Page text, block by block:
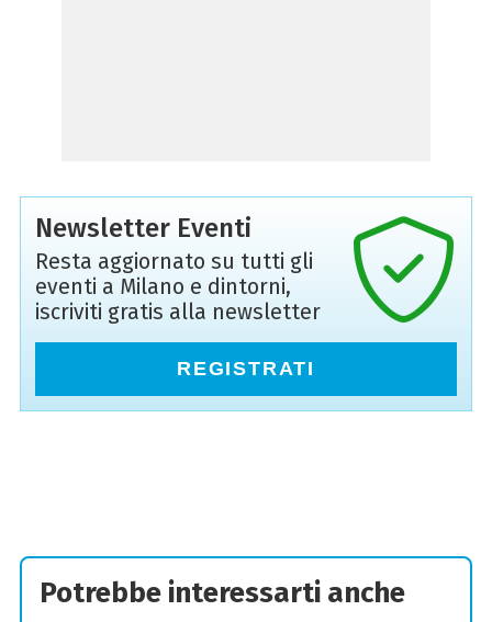
Newsletter Eventi
Resta aggiornato su tutti gli
eventi a Milano e dintorni,
iscriviti gratis alla newsletter
REGISTRATI
Potrebbe interessarti anche